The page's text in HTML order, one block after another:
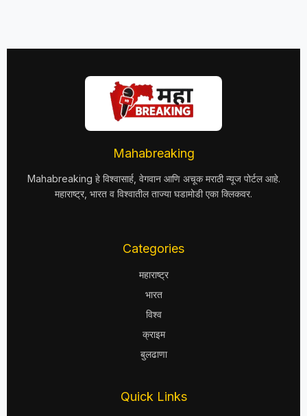
Mahabreaking
Mahabreaking हे विश्वासार्ह, वेगवान आणि अचूक मराठी न्यूज पोर्टल आहे.
महाराष्ट्र, भारत व विश्वातील ताज्या घडामोडी एका क्लिकवर.
Categories
महाराष्ट्र
भारत
विश्व
क्राइम
बुलढाणा
Quick Links